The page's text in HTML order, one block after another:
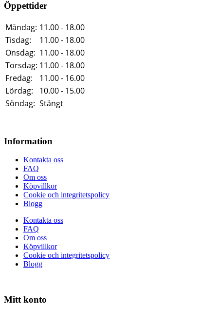
Öppettider
Måndag: 11.00 - 18.00
Tisdag:
11.00 - 18.00
Onsdag: 11.00 - 18.00
Torsdag: 11.00 - 18.00
Fredag:
11.00 - 16.00
Lördag:
10.00 - 15.00
Söndag: Stängt
Information
Kontakta oss
FAQ
Om oss
Köpvillkor
Cookie och integritetspolicy
Blogg
Kontakta oss
FAQ
Om oss
Köpvillkor
Cookie och integritetspolicy
Blogg
Mitt konto